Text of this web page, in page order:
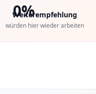
0%
Weiterempfehlung
würden hier wieder arbeiten